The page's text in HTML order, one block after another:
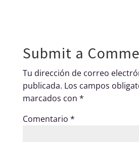
Submit a
Tu dirección de correo
publicada. Los campos
marcados con *
Comentario *